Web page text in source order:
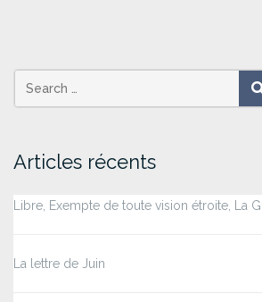
Search
for:
Articles récents
Libre, Exempte de toute vision étroite, La
La lettre de Juin